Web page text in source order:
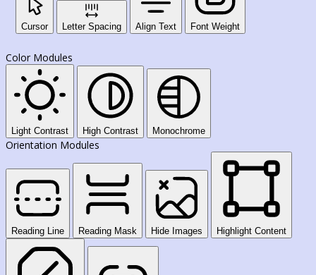
Cursor Letter Spacing Align Text Font Weight
Color Modules
Light Contrast High Contrast Monochrome
Orientation Modules
Reading Line Reading Mask Hide Images Highlight Content